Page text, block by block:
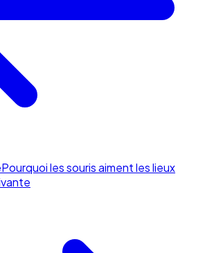
Pourquoi les souris aiment les lieux